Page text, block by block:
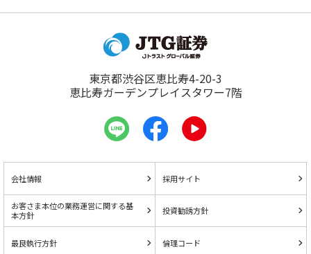
東京都渋谷区恵比寿4-20-3
恵比寿ガーデンプレイスタワー7階
会社情報 採用サイト
お客さま本位の業務運営に関する基
本方針
投資勧誘方針
最良執行方針 倫理コード